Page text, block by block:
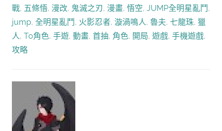
戰, 五條悟, 漫改, 鬼滅之刃, 漫畫, 悟空, JUMP全明星亂鬥 ,
jump, 全明星亂鬥 , 火影忍者, 漩渦鳴人, 魯夫, 七龍珠, 獵
人, T0角色, 手遊, 動畫, 首抽, 角色, 開局, 遊戲, 手機遊戲,
攻略